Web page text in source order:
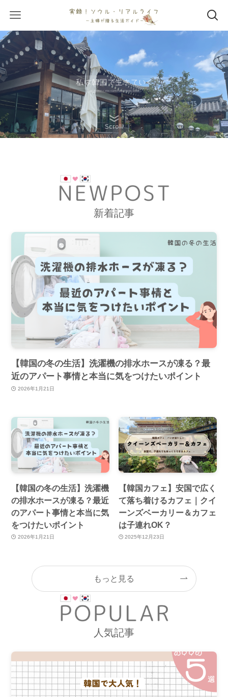
Scroll
新着記事
【韓国の冬の生活】洗濯機の排水ホースが凍る？最
近のアパート事情と本当に気をつけたいポイント
2026年1月21日
【韓国の冬の生活】洗濯機
の排水ホースが凍る？最近
のアパート事情と本当に気
をつけたいポイント
2026年1月21日
【韓国カフェ】安国で広く
て落ち着けるカフェ｜クイ
ーンズベーカリー＆カフェ
は子連れOK？
2025年12月23日
もっと見る
人気記事